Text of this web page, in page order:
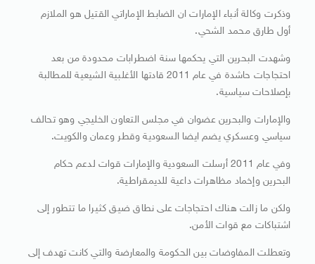
وذكرت وكالة أنباء الإمارات ان الضابط الإماراتي القتيل هو الملازم
أول طارق محمد الشحي.
وشهدت البحرين التي يحكمها سنة اضطرابات محدودة من بعد
احتجاجات حاشدة في عام 2011 قادتها الأغلبية الشيعية للمطالبة
بإصلاحات سياسية.
والإمارات والبحرين عضوان في مجلس التعاون الخليجي وهو تحالف
سياسي وعسكري يضم ايضا السعودية وقطر وعمان والكويت.
وفي عام 2011 أرسلت السعودية والإمارات قوات لدعم حكام
البحرين وإخماد مظاهرات داعية للديمقراطية.
ولكن ما زالت هناك احتجاجات على نطاق ضيق كثيرا ما تتطور إلى
اشتباكات مع قوات الأمن.
وتعطلت المفاوضات بين الحكومة والمعارضة والتي كانت تهدف إلى